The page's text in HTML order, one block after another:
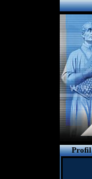
Profil